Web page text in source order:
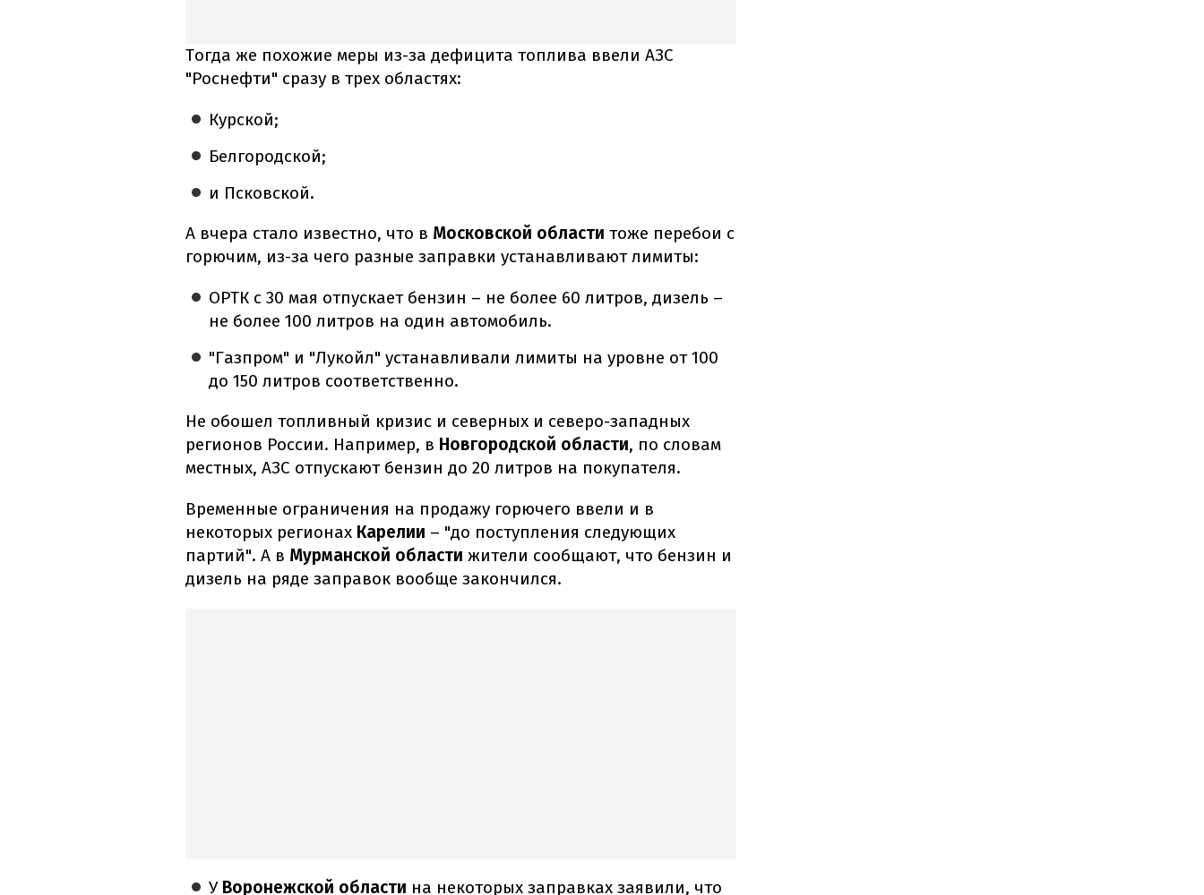
Тогда же похожие меры из-за дефицита топлива ввели АЗС
"Роснефти" сразу в трех областях:
Курской;
Белгородской;
и Псковской.
А вчера стало известно, что в Московской области тоже перебои с
горючим, из-за чего разные заправки устанавливают лимиты:
ОРТК с 30 мая отпускает бензин – не более 60 литров, дизель –
не более 100 литров на один автомобиль.
"Газпром" и "Лукойл" устанавливали лимиты на уровне от 100
до 150 литров соответственно.
Не обошел топливный кризис и северных и северо-западных
регионов России. Например, в Новгородской области, по словам
местных, АЗС отпускают бензин до 20 литров на покупателя.
Временные ограничения на продажу горючего ввели и в
некоторых регионах Карелии – "до поступления следующих
партий". А в Мурманской области жители сообщают, что бензин и
дизель на ряде заправок вообще закончился.
У Воронежской области на некоторых заправках заявили, что